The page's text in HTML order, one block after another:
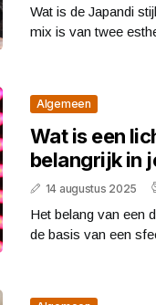
Wat is de Japandi
mix is van twee
Algemeen
Wat is een
belangrijk in
14 augustus 2025
Het belang van een
de basis van een